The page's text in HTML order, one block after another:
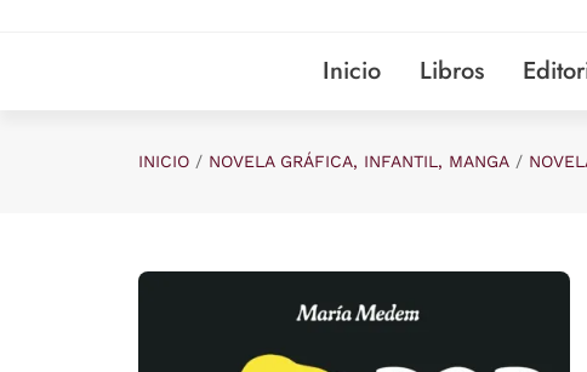
Inicio Libros
INICIO NOVELA GRÁFICA, INFANTIL, MANGA